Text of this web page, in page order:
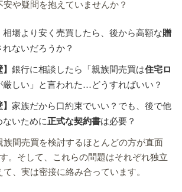
や疑問を抱えていませんか？
相場より安く売買したら、後から高額な贈
ないだろうか？
】銀行に相談したら「親族間売買は住宅ロ
厳しい」と言われた…どうすればいい？
】家族だから口約束でいい？でも、後で他
ないために正式な契約書は必要？
族間売買を検討するほとんどの方が直面
。そして、これらの問題はそれぞれ独立
、実は密接に絡み合っています。